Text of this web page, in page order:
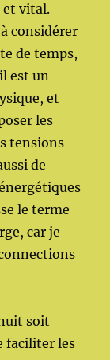
et vital.
considérer
de temps,
est un
et
les
tensions
de
le terme
car je
soit
faciliter les